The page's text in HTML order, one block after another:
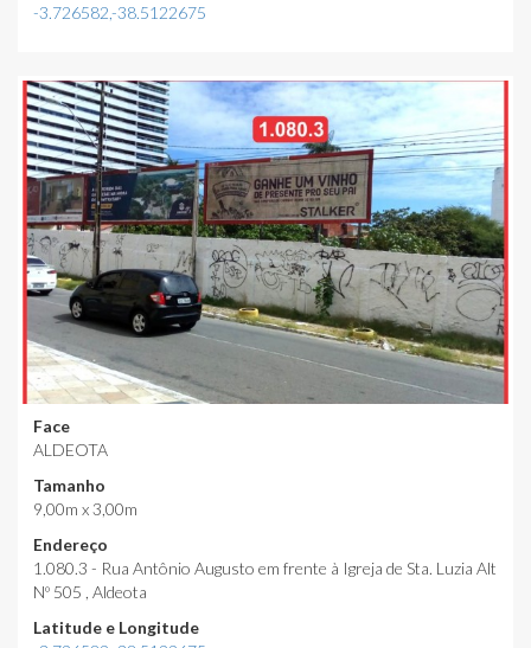
-3.726582,-38.5122675
Face
ALDEOTA
Tamanho
9,00m x 3,00m
Endereço
1.080.3 - Rua Antônio Augusto em frente à Igreja de Sta. Luzia Alt
Nº 505 , Aldeota
Latitude e Longitude